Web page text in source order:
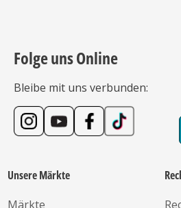
Folge uns Online
Bleibe mit uns verbunden:
Unsere Märkte
Märkte